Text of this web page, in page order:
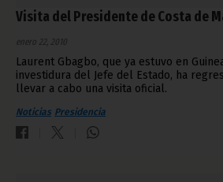
Visita del Presidente de Costa de
enero 22, 2010
Laurent Gbagbo, que ya estuvo en
investidura del Jefe del Estado, ha
llevar a cabo una visita oficial.
Noticias Presidencia